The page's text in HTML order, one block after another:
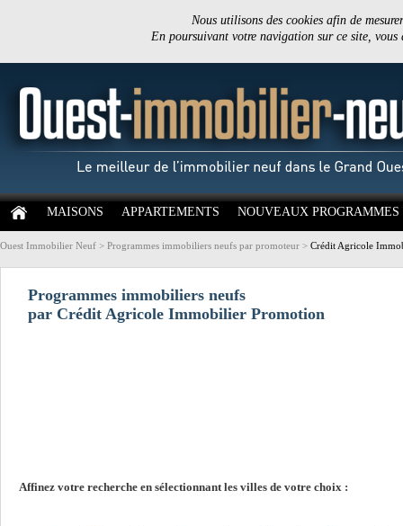
Nous utilisons des cookies afin de
En poursuivant votre navigation sur ce site,
MAISONS APPARTEMENTS NOUVEAUX PROGRAMMES
Ouest Immobilier Neuf > Programmes immobiliers neufs par promoteur > Crédit Agricole
Programmes immobiliers neufs
par Crédit Agricole Immobilier Promotion
Affinez votre recherche en sélectionnant les villes de votre choix :